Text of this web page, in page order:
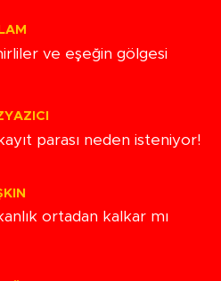
ve eşeğin gölgesi
parası neden isteniyor!
ortadan kalkar mı